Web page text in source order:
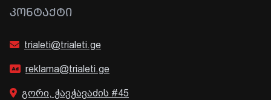
ᲙᲝᲜᲢᲐᲥᲢᲘ
trialeti@trialeti.ge
reklama@trialeti.ge
გორი, ჭავჭავაძის #45